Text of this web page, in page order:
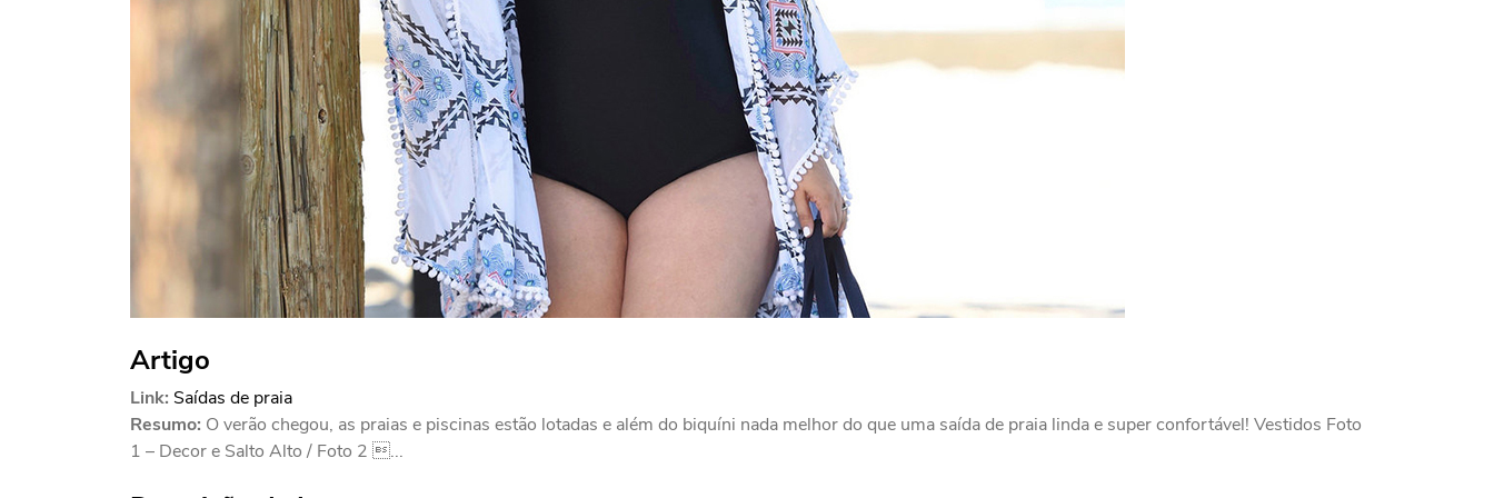
Artigo
Link: Saídas de praia
Resumo: O verão chegou, as praias e piscinas estão lotadas e além do biquíni nada melhor do que uma saída de praia linda e super confortável! Vestidos Foto
1 – Decor e Salto Alto / Foto 2 ...